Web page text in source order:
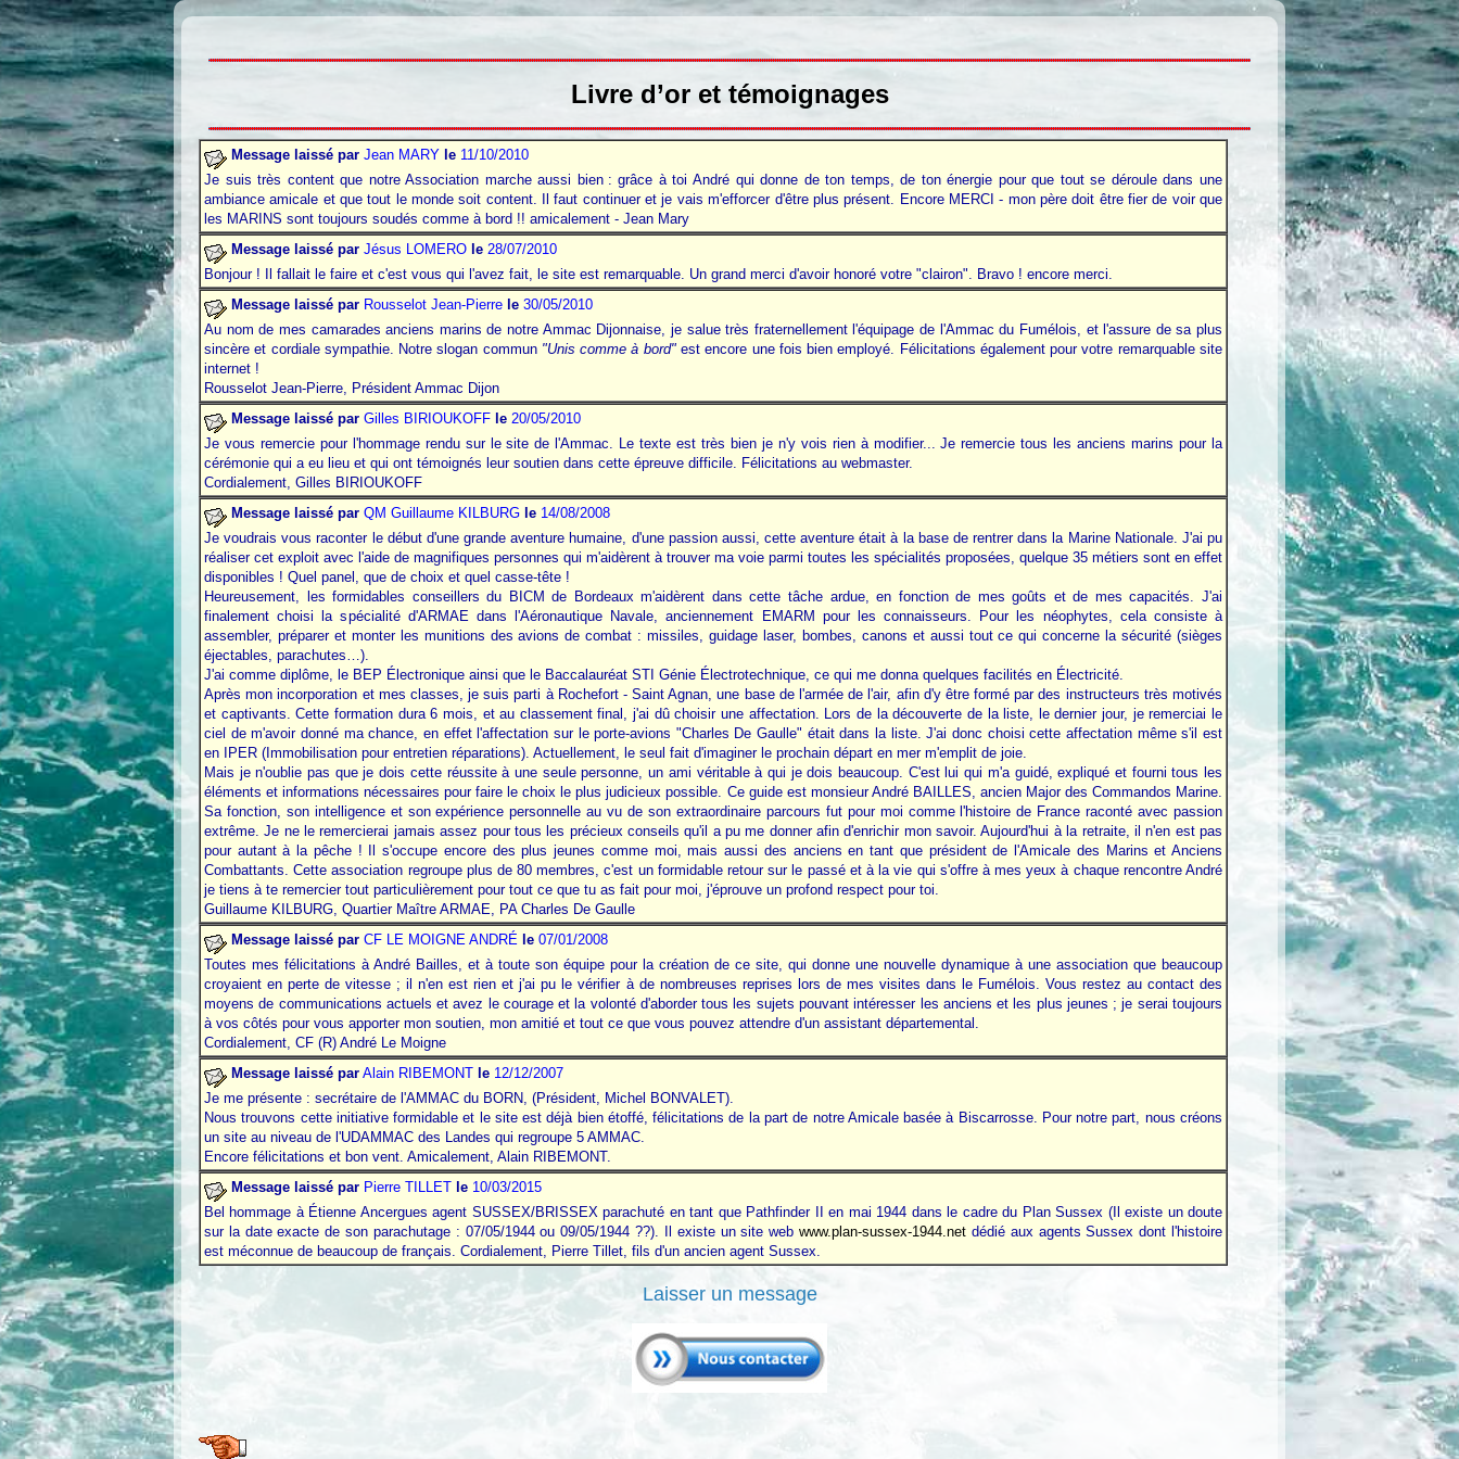
Livre d’or et témoignages
Message laissé par Jean MARY le 11/10/2010
Je suis très content que notre Association marche aussi bien. : grâce à toi André qui donne de ton temps, de ton énergie pour que tout se déroule dans une
ambiance amicale et que tout le monde soit content. Il faut continuer et je vais m'efforcer d'être plus présent. Encore MERCI - mon père doit être fier de voir que
les MARINS sont toujours soudés comme à bord !! amicalement - Jean Mary
Message laissé par Jésus LOMERO le 28/07/2010
Bonjour ! Il fallait le faire et c'est vous qui l'avez fait, le site est remarquable. Un grand merci d'avoir honoré votre "clairon". Bravo ! encore merci.
Message laissé par Rousselot Jean-Pierre le 30/05/2010
Au nom de mes camarades anciens marins de notre Ammac Dijonnaise, je salue très fraternellement l'équipage de l'Ammac du Fumélois, et l'assure de sa plus
sincère et cordiale sympathie. Notre slogan commun "Unis comme à bord"est encore une fois bien employé. Félicitations également pour votre remarquable site
internet !
Rousselot Jean-Pierre, Président Ammac Dijon
Message laissé par Gilles BIRIOUKOFF le 20/05/2010
Je vous remercie pour l'hommagerendu sur le site de l'Ammac. Le texte est très bien je n'y vois rien à modifier... Je remercie tous les anciens marins pour la
cérémonie qui a eu lieu et qui ont témoignés leur soutien dans cette épreuve difficile. Félicitations au webmaster.
Cordialement, Gilles BIRIOUKOFF
Message laissé par QM Guillaume KILBURG le 14/08/2008
Je voudrais vous raconter le début d'une grande aventure humaine, d'une passion aussi, cette aventure était à la base de rentrer dans la Marine Nationale. J'ai pu
réaliser cet exploit avec l'aide de magnifiques personnes qui m'aidèrent à trouver ma voie parmi toutes les spécialités proposées, quelque 35 métiers sont en effet
disponibles ! Quel panel, que de choix et quel casse-tête !
Heureusement, les formidables conseillers du BICM de Bordeaux m'aidèrent dans cette tâche ardue, en fonction de mes goûts et de mes capacités. J'ai
finalement choisi la spécialité d'ARMAE dans l'Aéronautique Navale, anciennement EMARM pour les connaisseurs. Pour les néophytes, cela consiste à
assembler, préparer et monter les munitions des avions de combat : missiles, guidage laser, bombes, canons et aussi tout ce qui concerne la sécurité (sièges
éjectables, parachutes…).
J'ai comme diplôme, le BEP Électronique ainsi que le Baccalauréat STI Génie Électrotechnique, ce qui me donna quelques facilités en Électricité.
Après mon incorporation et mes classes, je suis parti à Rochefort - Saint Agnan, une base de l'armée de l'air, afin d'y être formé par des instructeurs très motivés
et captivants. Cette formation dura 6 mois, et au classement final, j'ai dû choisir une affectation. Lors de la découverte de la liste, le dernier jour, je remerciai le
ciel de m'avoir donné ma chance, en effet l'affectation sur le porte-avions "Charles De Gaulle" était dans la liste. J'ai donc choisi cette affectation même s'il est
en IPER (Immobilisation pour entretien réparations). Actuellement, le seul fait d'imaginer le prochain départ en mer m'emplit de joie.
Mais je n'oublie pas que je dois cette réussite à une seule personne, un ami véritable à qui je dois beaucoup. C'est lui qui m'a guidé, expliqué et fourni tous les
éléments et informations nécessaires pour faire le choix le plus judicieux possible. Ce guide est monsieur André BAILLES, ancien Major des Commandos Marine.
Sa fonction, son intelligence et son expérience personnelle au vu de son extraordinaire parcours fut pour moi comme l'histoire de France raconté avec passion
extrême. Je ne le remercierai jamais assez pour tous les précieux conseils qu'il a pu me donner afin d'enrichir mon savoir. Aujourd'hui à la retraite, il n'en est pas
pour autant à la pêche ! Il s'occupe encore des plus jeunes comme moi, mais aussi des anciens en tant que président de l'Amicale des Marins et Anciens
Combattants. Cette association regroupe plus de 80 membres, c'est un formidable retour sur le passé et à la vie qui s'offre à mes yeux à chaque rencontre André
je tiens à te remercier tout particulièrement pour tout ce que tu as fait pour moi, j'éprouve un profond respect pour toi.
Guillaume KILBURG, Quartier Maître ARMAE, PA Charles De Gaulle
Message laissé par CF LE MOIGNE ANDRÉ le 07/01/2008
Toutes mes félicitations à André Bailles, et à toute son équipe pour la création de ce site, qui donne une nouvelle dynamique à une association que beaucoup
croyaient en perte de vitesse ; il n'en est rien et j'ai pu le vérifier à de nombreuses reprises lors de mes visites dans le Fumélois. Vous restez au contact des
moyens de communications actuels et avez le courage et la volonté d'aborder tous les sujets pouvant intéresser les anciens et les plus jeunes ; je serai toujours
à vos côtés pour vous apporter mon soutien, mon amitié et tout ce que vous pouvez attendre d'un assistant départemental.
Cordialement, CF (R) André Le Moigne
Message laissé par Alain RIBEMONT le 12/12/2007
Je me présente : secrétaire de l'AMMAC du BORN, (Président, Michel BONVALET).
Nous trouvons cette initiative formidable et le site est déjà bien étoffé, félicitations de la part de notre Amicale basée à Biscarrosse. Pour notre part, nous créons
un site au niveau de l'UDAMMAC des Landes qui regroupe 5 AMMAC.
Encore félicitations et bon vent. Amicalement, Alain RIBEMONT.
Message laissé par Pierre TILLET le 10/03/2015
Bel hommage à Étienne Ancergues agent SUSSEX/BRISSEX parachuté en tant que Pathfinder II en mai 1944 dans le cadre du Plan Sussex (Il existe un doute
sur la date exacte de son parachutage : 07/05/1944 ou 09/05/1944 ??). Il existe un site webwww.plan-sussex-1944.net dédié aux agents Sussex dont l'histoire
est méconnue de beaucoup de français. Cordialement, Pierre Tillet, fils d'un ancien agent Sussex.
Laisser un message